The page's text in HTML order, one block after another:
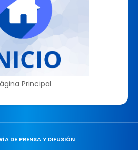
Principal
DE PRENSA Y DIFUSIÓN